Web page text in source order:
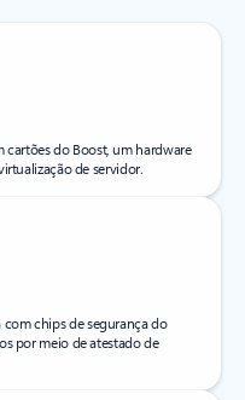
cartões do Boost, um hardware
de servidor.
chips de segurança do
por meio de atestado de